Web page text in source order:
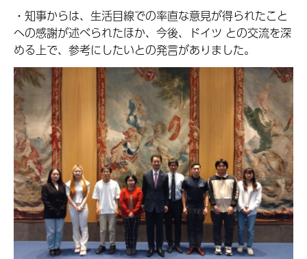
・知事からは、生活目線での率直な意見が得られたこと
への感謝が述べられたほか、今後、ドイツ との交流を深
める上で、参考にしたいとの発言がありました。